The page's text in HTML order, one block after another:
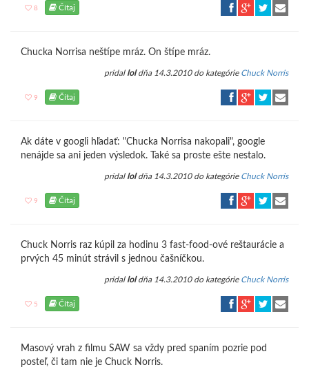
8 Čítaj
Chucka Norrisa neštípe mráz. On štípe mráz.
pridal loldňa 14.3.2010 do kategórie Chuck Norris
9 Čítaj
Ak dáte v googli hľadať: "Chucka Norrisa nakopali", google
nenájde sa ani jeden výsledok. Také sa proste ešte nestalo.
pridal loldňa 14.3.2010 do kategórie Chuck Norris
9 Čítaj
Chuck Norris raz kúpil za hodinu 3 fast-food-ové reštaurácie a
prvých 45 minút strávil s jednou čašníčkou.
pridal loldňa 14.3.2010 do kategórie Chuck Norris
5 Čítaj
Masový vrah z filmu SAW sa vždy pred spaním pozrie pod
posteľ, či tam nie je Chuck Norris.